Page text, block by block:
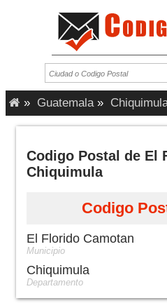
» Guatemala »
Codigo Postal de El
Chiquimula
Codigo
El Florido Camotan
Municipio
Chiquimula
Departamento